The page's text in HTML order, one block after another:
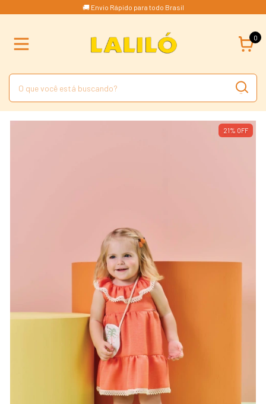
🚚 Envio Rápido para todo Brasil
0
21% OFF